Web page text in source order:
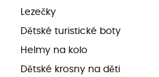
Lezečky
Dětské turistické boty
Helmy na kolo
Dětské krosny na děti